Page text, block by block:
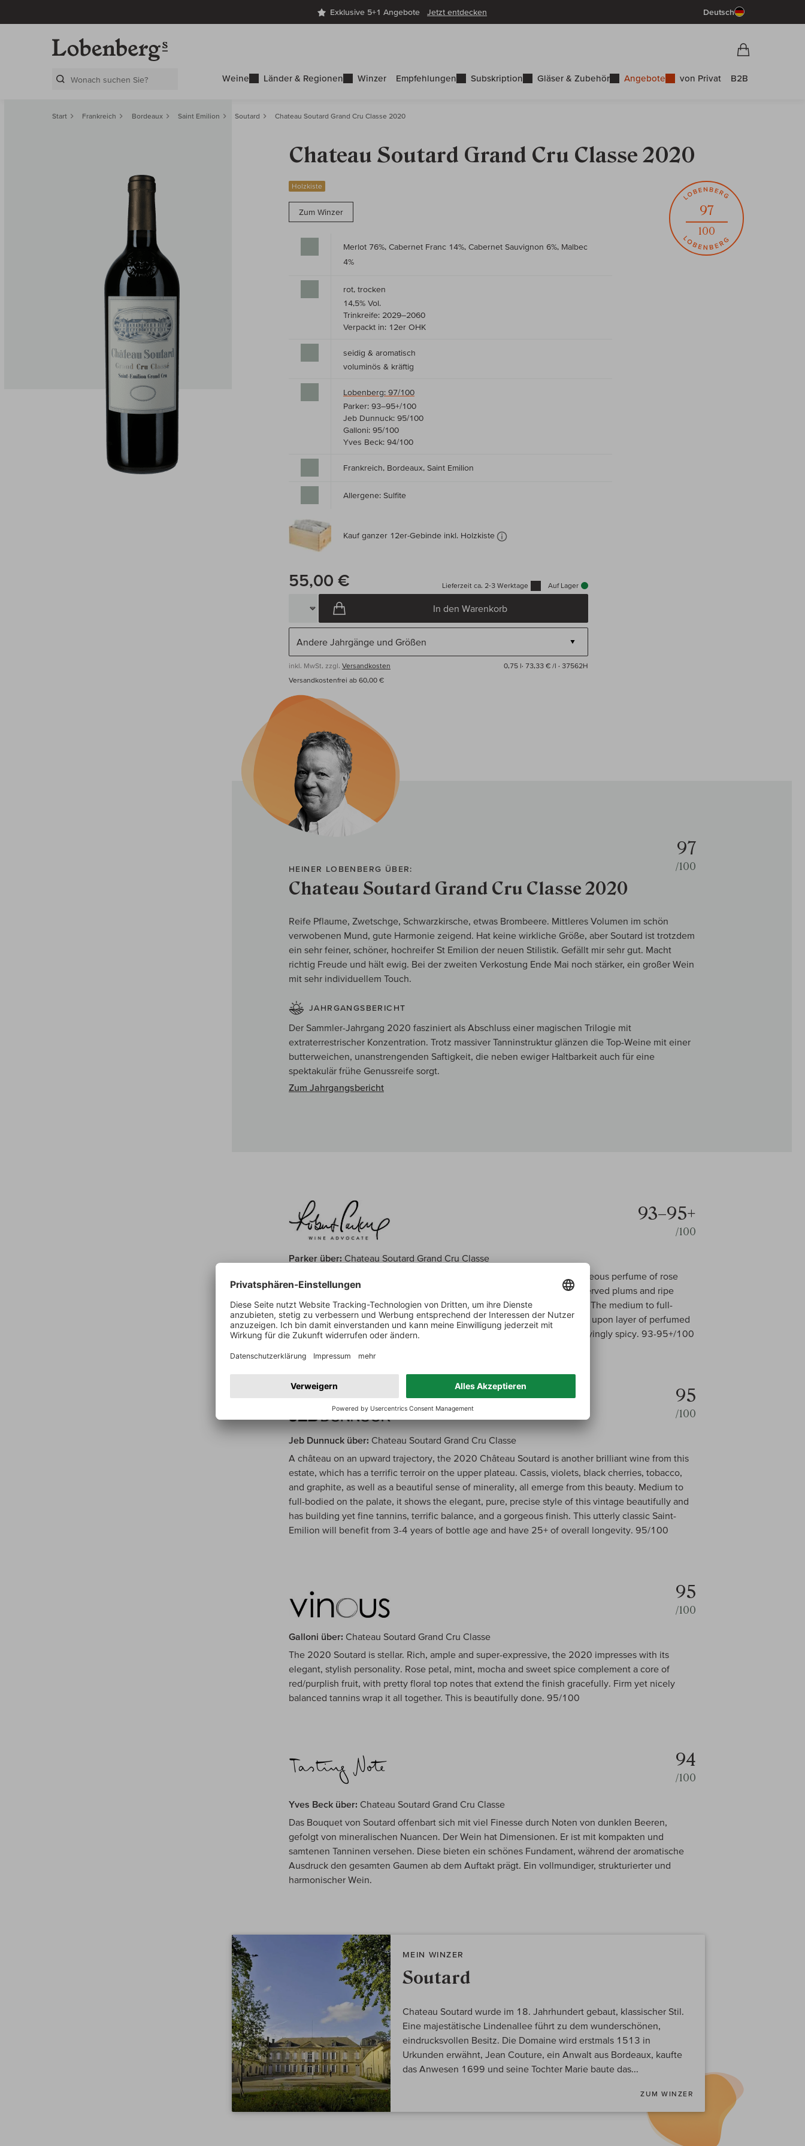
Exklusive 5+1 Angebote Jetzt entdecken Deutsch
Weine Länder & Regionen Winzer Empfehlungen Subskription Gläser & Zubehör Angebote von Privat B2B
Start Frankreich Bordeaux Saint Emilion Soutard Chateau Soutard Grand Cru Classe 2020
Chateau Soutard Grand Cru Classe 2020
Holzkiste
Zum Winzer 97
100
Merlot 76%, Cabernet Franc 14%, Cabernet Sauvignon 6%, Malbec
4%
rot, trocken
14,5% Vol.
Trinkreife: 2029–2060
Verpackt in: 12er OHK
seidig & aromatisch
voluminös & kräftig
Lobenberg: 97/100
Parker: 93–95+/100
Jeb Dunnuck: 95/100
Galloni: 95/100
Yves Beck: 94/100
Frankreich, Bordeaux, Saint Emilion
Allergene: Sulfite
Kauf ganzer 12er-Gebinde inkl. Holzkiste
55,00 € Lieferzeit ca. 2-3 Werktage Auf Lager
In den Warenkorb
inkl. MwSt, zzgl. Versandkosten 0,75 l· 73,33 € /l · 37562H
Versandkostenfrei ab 60,00 €
HEINER LOBENBERG ÜBER:
Chateau Soutard Grand Cru Classe 2020
97
/100
Reife Pflaume, Zwetschge, Schwarzkirsche, etwas Brombeere. Mittleres Volumen im schön
verwobenen Mund, gute Harmonie zeigend. Hat keine wirkliche Größe, aber Soutard ist trotzdem
ein sehr feiner, schöner, hochreifer St Emilion der neuen Stilistik. Gefällt mir sehr gut. Macht
richtig Freude und hält ewig. Bei der zweiten Verkostung Ende Mai noch stärker, ein großer Wein
mit sehr individuellem Touch.
JAHRGANGSBERICHT
Der Sammler-Jahrgang 2020 fasziniert als Abschluss einer magischen Trilogie mit
extraterrestrischer Konzentration. Trotz massiver Tanninstruktur glänzen die Top-Weine mit einer
butterweichen, unanstrengenden Saftigkeit, die neben ewiger Haltbarkeit auch für eine
spektakulär frühe Genussreife sorgt.
Zum Jahrgangsbericht
93–95+
/100
Parker über: Chateau Soutard Grand Cru Classe
Deep purple-black colored, the 2020 Soutard opens with the most gorgeous perfume of rose
petals, lavender, kirsch and raspberry leaves, followed by a core of preserved plums and ripe
blackberries, plus emerging suggestions of clove oil and mandarin peel. The medium to full-
bodied palate is softly textured and irresistibly seductive, featuring layer upon layer of perfumed
red and black fruits and fantastic tension, finishing long, lifted and satisfyingly spicy. 93-95+/100
95
/100
Jeb Dunnuck über: Chateau Soutard Grand Cru Classe
A château on an upward trajectory, the 2020 Château Soutard is another brilliant wine from this
estate, which has a terrific terroir on the upper plateau. Cassis, violets, black cherries, tobacco,
and graphite, as well as a beautiful sense of minerality, all emerge from this beauty. Medium to
full-bodied on the palate, it shows the elegant, pure, precise style of this vintage beautifully and
has building yet fine tannins, terrific balance, and a gorgeous finish. This utterly classic Saint-
Emilion will benefit from 3-4 years of bottle age and have 25+ of overall longevity. 95/100
95
/100
Galloni über: Chateau Soutard Grand Cru Classe
The 2020 Soutard is stellar. Rich, ample and super-expressive, the 2020 impresses with its
elegant, stylish personality. Rose petal, mint, mocha and sweet spice complement a core of
red/purplish fruit, with pretty floral top notes that extend the finish gracefully. Firm yet nicely
balanced tannins wrap it all together. This is beautifully done. 95/100
94
/100
Yves Beck über: Chateau Soutard Grand Cru Classe
Das Bouquet von Soutard offenbart sich mit viel Finesse durch Noten von dunklen Beeren,
gefolgt von mineralischen Nuancen. Der Wein hat Dimensionen. Er ist mit kompakten und
samtenen Tanninen versehen. Diese bieten ein schönes Fundament, während der aromatische
Ausdruck den gesamten Gaumen ab dem Auftakt prägt. Ein vollmundiger, strukturierter und
harmonischer Wein.
MEIN WINZER
Soutard
Chateau Soutard wurde im 18. Jahrhundert gebaut, klassischer Stil.
Eine majestätische Lindenallee führt zu dem wunderschönen,
eindrucksvollen Besitz. Die Domaine wird erstmals 1513 in
Urkunden erwähnt, Jean Couture, ein Anwalt aus Bordeaux, kaufte
das Anwesen 1699 und seine Tochter Marie baute das...
ZUM WINZER